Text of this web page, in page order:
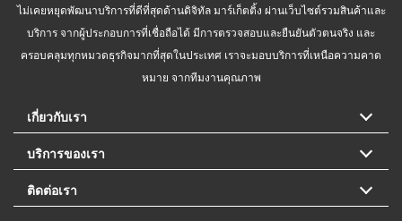
ไม่เคยหยุดพัฒนาบริการที่ดีที่สุดด้านดิจิทัล มาร์เก็ตติ้ง ผ่านเว็บไซต์รวมสินค้าและ
บริการ จากผู้ประกอบการที่เชื่อถือได้ มีการตรวจสอบและยืนยันตัวตนจริง และ
ครอบคลุมทุกหมวดธุรกิจมากที่สุดในประเทศ เราจะมอบบริการที่เหนือความคาด
หมาย จากทีมงานคุณภาพ
เกี่ยวกับเรา
บริการของเรา
ติดต่อเรา